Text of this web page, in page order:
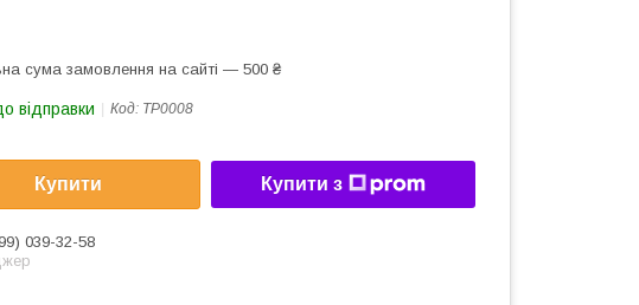
сума замовлення на сайті — 500 ₴
відправки Код: TP0008
Купити Купити з
039-32-58